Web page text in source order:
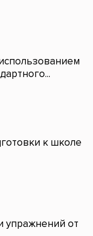
к школе
упражнений от